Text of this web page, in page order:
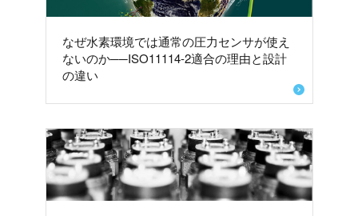
なぜ水素環境では通常の圧力センサが使え
ないのか──ISO11114-2適合の理由と設計
の違い